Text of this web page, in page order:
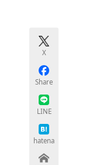
X
Share
LINE
hatena